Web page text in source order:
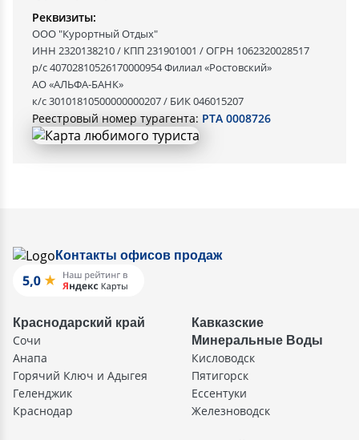
Реквизиты:
ООО "Курортный Отдых"
ИНН 2320138210 / КПП 231901001 / ОГРН 1062320028517
р/с 40702810526170000954 Филиал «Ростовский»
АО «АЛЬФА-БАНК»
к/с 30101810500000000207 / БИК 046015207
Реестровый номер турагента: РТА 0008726
Контакты офисов продаж
Краснодарский край
Сочи
Анапа
Горячий Ключ и Адыгея
Геленджик
Краснодар
Кавказские
Минеральные Воды
Кисловодск
Пятигорск
Ессентуки
Железноводск